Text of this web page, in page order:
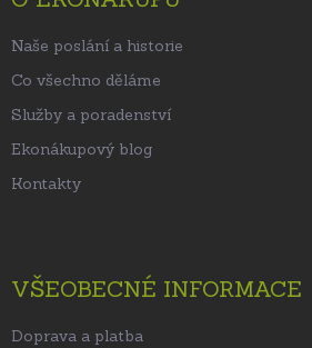
Naše poslání a historie
Co všechno děláme
Služby a poradenství
Ekonákupový blog
Kontakty
VŠEOBECNÉ INFORMACE
Doprava a platba